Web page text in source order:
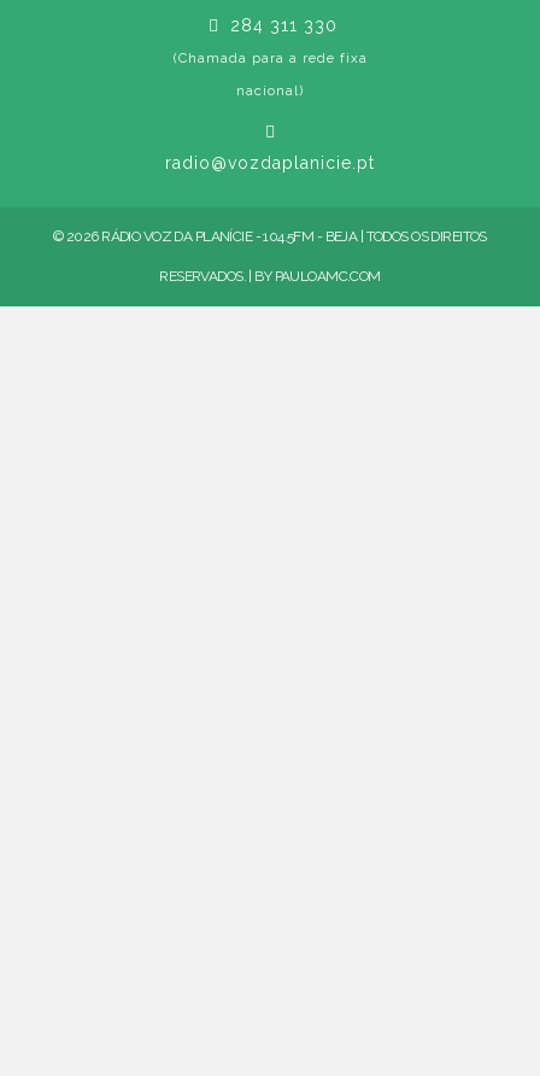
284 311 330
(Chamada para a rede fixa
nacional)
radio@vozdaplanicie.pt
© 2026 RÁDIO VOZ DA PLANÍCIE - 104.5FM - BEJA | TODOS OS DIREITOS
RESERVADOS. | BY PAULOAMC.COM